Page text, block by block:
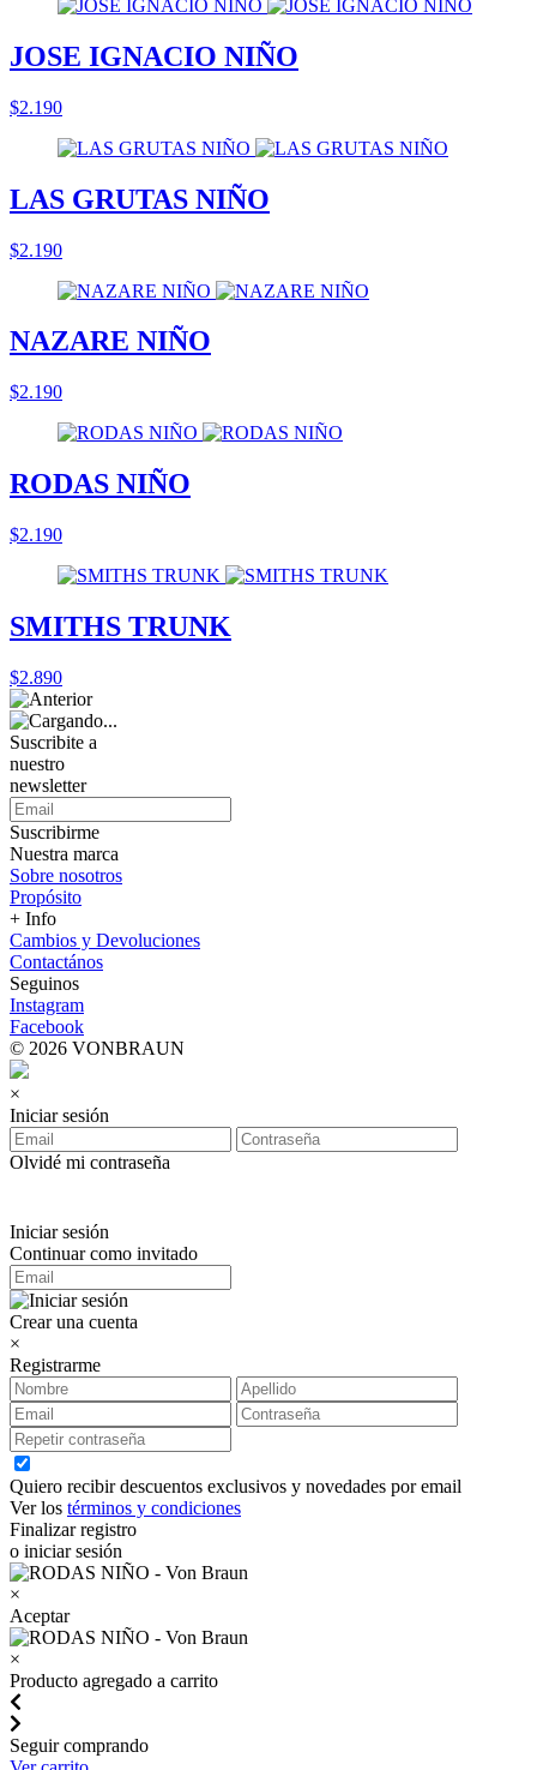
JOSE IGNACIO NIÑO
$2.190
LAS GRUTAS NIÑO
$2.190
NAZARE NIÑO
$2.190
RODAS NIÑO
$2.190
SMITHS TRUNK
$2.890
Suscribite a
nuestro
newsletter
Suscribirme
Nuestra marca
Sobre nosotros
Propósito
+ Info
Cambios y Devoluciones
Contactános
Seguinos
Instagram
Facebook
© 2026 VONBRAUN
×
Iniciar sesión
Olvidé mi contraseña
Iniciar sesión
Continuar como invitado
Crear una cuenta
×
Registrarme
Quiero recibir descuentos exclusivos y novedades por email
Ver los términos y condiciones
Finalizar registro
o iniciar sesión
×
Aceptar
×
Producto agregado a carrito
Seguir comprando